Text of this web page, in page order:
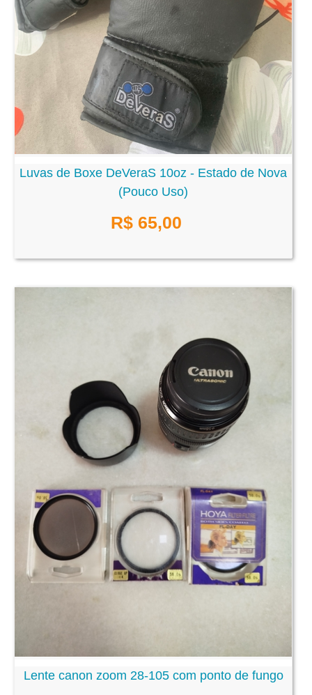
Luvas de Boxe DeVeraS 10oz - Estado de Nova
(Pouco Uso)
R$ 65,00
Lente canon zoom 28-105 com ponto de fungo